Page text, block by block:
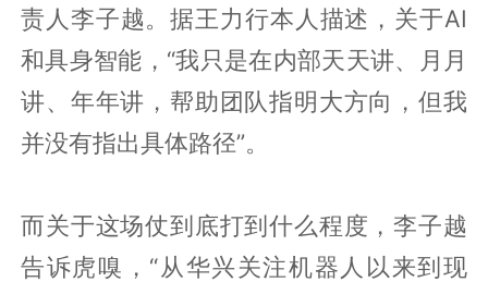
责人李子越。据王力行本人描述，关于AI
和具身智能，“我只是在内部天天讲、月月
讲、年年讲，帮助团队指明大方向，但我
并没有指出具体路径”。
而关于这场仗到底打到什么程度，李子越
告诉虎嗅，“从华兴关注机器人以来到现